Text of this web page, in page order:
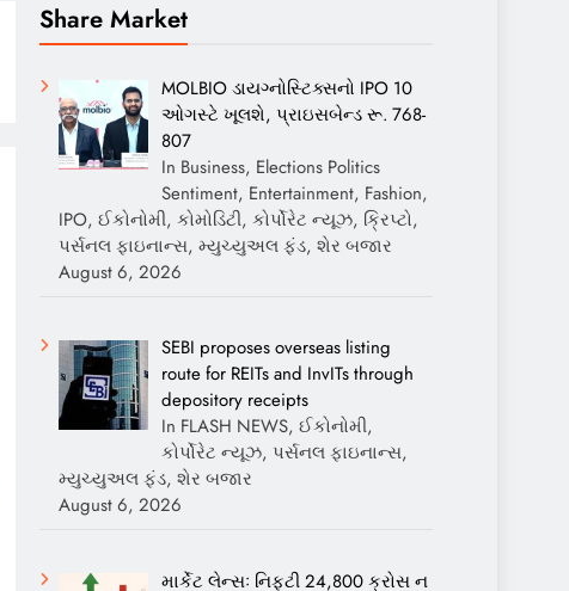
Share Market
MOLBIO ડાયગ્નોસ્ટિક્સનો IPO 10
ઓગસ્ટે ખૂલશે, પ્રાઇસબેન્ડ રૂ. 768-
807
In Business, Elections Politics
Sentiment, Entertainment, Fashion,
IPO, ઈકોનોમી, કોમોડિટી, કોર્પોરેટ ન્યૂઝ, ક્રિપ્ટો,
પર્સનલ ફાઇનાન્સ, મ્યુચ્યુઅલ ફંડ, શેર બજાર
August 6, 2026
SEBI proposes overseas listing
route for REITs and InvITs through
depository receipts
In FLASH NEWS, ઈકોનોમી,
કોર્પોરેટ ન્યૂઝ, પર્સનલ ફાઇનાન્સ,
મ્યુચ્યુઅલ ફંડ, શેર બજાર
August 6, 2026
માર્કેટ લેન્સઃ નિફ્ટી 24,800 ક્રોસ ન